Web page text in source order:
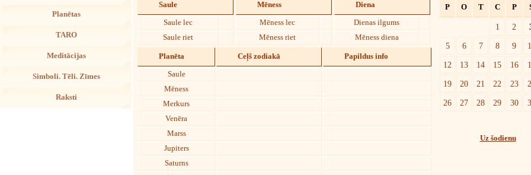
Planētas
TARO
Meditācijas
Simboli. Tēli. Zīmes
Raksti
Saule
Saule lec
Saule riet
Mēness
Mēness lec
Mēness riet
Diena
Dienas ilgums
Mēness diena
Planēta Ceļš zodiakā Papildus info
Saule
Mēness
Merkurs
Venēra
Marss
Jupiters
Saturns
P O T C P
1 2
5
6 7 8 9
12
13 14 15 16
19
20 21 22 23
26
27 28 29 30
Uz šodienu